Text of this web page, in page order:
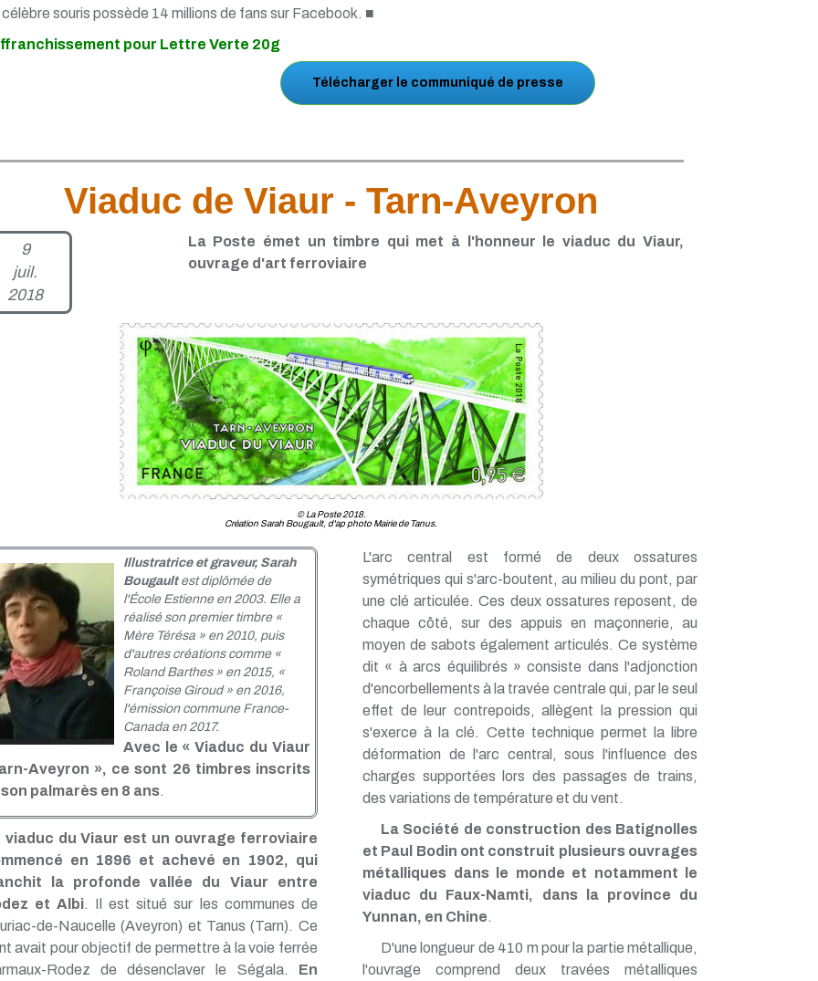
célèbre souris possède 14 millions de fans sur Facebook. ■
pour Lettre Verte 20g
Télécharger le communiqué de presse
Viaduc de Viaur - Tarn-Aveyron
9
juil.
2018
La Poste émet un timbre qui met à l'honneur le viaduc du Viaur,
ouvrage d'art ferroviaire
© La Poste 2018.
Création Sarah Bougault, d'ap photo Mairie de Tanus.
Illustratrice et graveur, Sarah
Bougaultest diplômée de
l'École Estienne en 2003. Elle a
réalisé son premier timbre «
Mère Térésa » en 2010, puis
d'autres créations comme «
Roland Barthes » en 2015, «
Françoise Giroud » en 2016,
l'émission commune France-
Canada en 2017.
Avec le « Viaduc du Viaur
Aveyron », ce sont 26 timbres inscrits
palmarès en 8 ans.
viaduc du Viaur est un ouvrage ferroviaire
en 1896 et achevé en 1902, qui
la profonde vallée du Viaur entre
et Albi. Il est situé sur les communes de
de-Naucelle (Aveyron) et Tanus (Tarn). Ce
avait pour objectif de permettre à la voie ferrée
Rodez de désenclaver le Ségala. En
L'arc central est formé de deux ossatures
symétriques qui s'arc-boutent, au milieu du pont, par
une clé articulée. Ces deux ossatures reposent, de
chaque côté, sur des appuis en maçonnerie, au
moyen de sabots également articulés. Ce système
dit « à arcs équilibrés » consiste dans l'adjonction
d'encorbellements à la travée centrale qui, par le seul
effet de leur contrepoids, allègent la pression qui
s'exerce à la clé. Cette technique permet la libre
déformation de l'arc central, sous l'influence des
charges supportées lors des passages de trains,
des variations de température et du vent.
La Société de construction des Batignolles
et Paul Bodin ont construit plusieurs ouvrages
métalliques dans le monde et notamment le
viaduc du Faux-Namti, dans la province du
Yunnan, en Chine.
D'une longueur de 410 m pour la partie métallique,
l'ouvrage comprend deux travées métalliques